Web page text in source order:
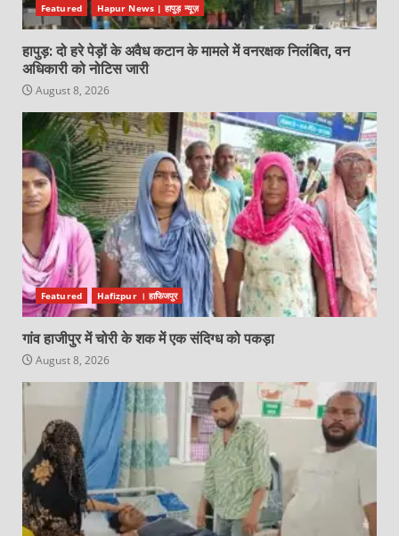
Featured Hapur News | हापुड़ न्यूज़
हापुड़: दो हरे पेड़ों के अवैध कटान के मामले में वनरक्षक निलंबित, वन
अधिकारी को नोटिस जारी
August 8, 2026
Featured Hafizpur । हाफिजपुर
गांव हाजीपुर में चोरी के शक में एक संदिग्ध को पकड़ा
August 8, 2026